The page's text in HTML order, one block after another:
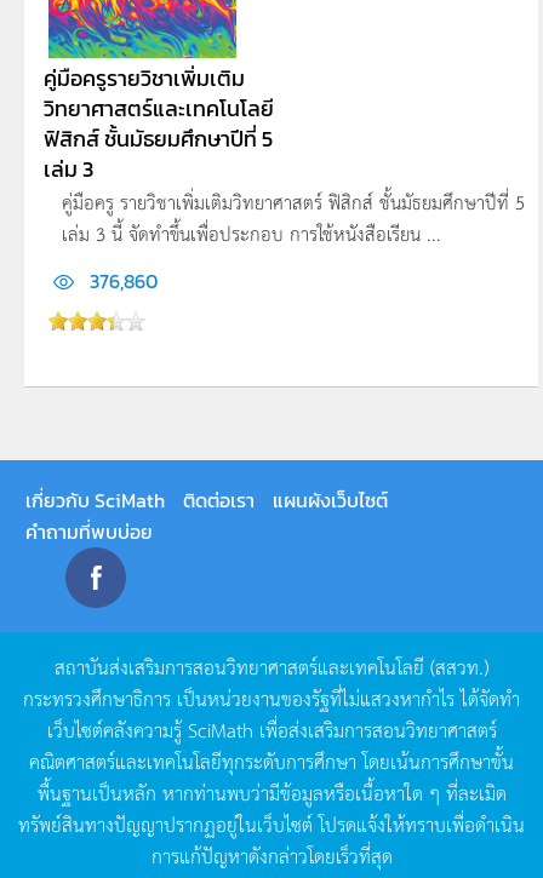
คู่มือครูรายวิชาเพิ่มเติม
วิทยาศาสตร์และเทคโนโลยี
ฟิสิกส์ ชั้นมัธยมศึกษาปีที่ 5
เล่ม 3
คู่มือครู รายวิชาเพิ่มเติมวิทยาศาสตร์ ฟิสิกส์ ชั้นมัธยมศึกษาปีที่ 5
เล่ม 3 นี้ จัดทำขึ้นเพื่อประกอบ การใช้หนังสือเรียน ...
376,860
เกี่ยวกับ SciMath ติดต่อเรา
แผนผังเว็บไซต์
คำถามที่พบบ่อย
สถาบันส่งเสริมการสอนวิทยาศาสตร์และเทคโนโลยี (สสวท.)
กระทรวงศึกษาธิการ เป็นหน่วยงานของรัฐที่ไม่แสวงหากำไรได้จัดทำ
เว็บไซต์คลังความรู้SciMath เพื่อส่งเสริมการสอนวิทยาศาสตร์
คณิตศาสตร์และเทคโนโลยีทุกระดับการศึกษา โดยเน้นการศึกษาขั้น
พื้นฐานเป็นหลัก หากท่านพบว่ามีข้อมูลหรือเนื้อหาใด ๆ ที่ละเมิด
ทรัพย์สินทางปัญญาปรากฏอยู่ในเว็บไซต์โปรดแจ้งให้ทราบเพื่อดำเนิน
การแก้ปัญหาดังกล่าวโดยเร็วที่สุด